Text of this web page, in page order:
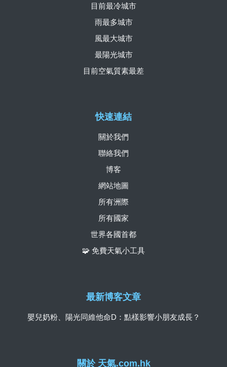
關於 天氣.com.hk
快速連結
關於我們
聯絡我們
博客
網站地圖
所有洲際
所有國家
世界各國首都
🧩 免費天氣小工具
目前最冷城市
雨最多城市
風最大城市
最陽光城市
目前空氣質素最差
最新博客文章
嬰兒奶粉、陽光同維他命D：點樣影響小朋友成長？